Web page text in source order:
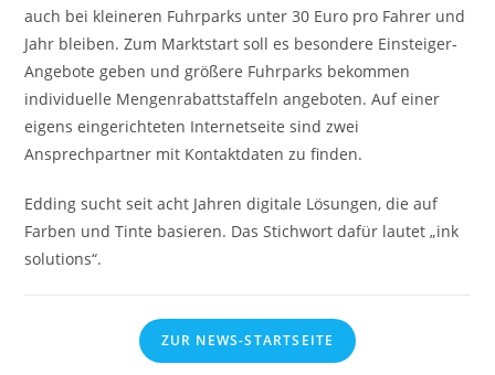
auch bei kleineren Fuhrparks unter 30 Euro pro Fahrer und
Jahr bleiben. Zum Marktstart soll es besondere Einsteiger-
Angebote geben und größere Fuhrparks bekommen
individuelle Mengenrabattstaffeln angeboten. Auf einer
eigens eingerichteten Internetseite sind zwei
Ansprechpartner mit Kontaktdaten zu finden.
Edding sucht seit acht Jahren digitale Lösungen, die auf
Farben und Tinte basieren. Das Stichwort dafür lautet „ink
solutions“.
ZUR NEWS-STARTSEITE